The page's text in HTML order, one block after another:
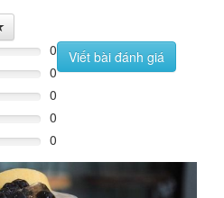
0
0
0
0
0
Viết bài đánh giá